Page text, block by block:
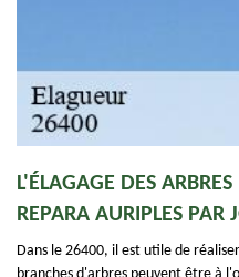
L'ÉLAGAGE DES
REPARA AURIPLES PAR
Dans le 26400, il est utile de